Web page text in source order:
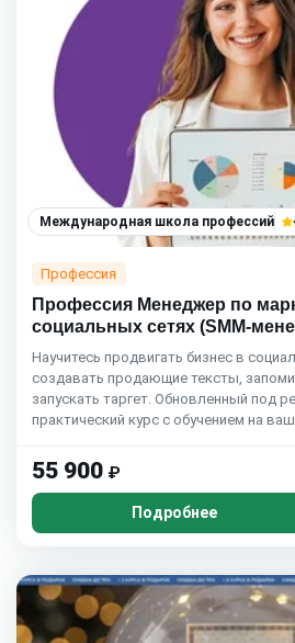
Международная школа профессий
Профессия
Профессия Менеджер по
социальных сетях (SMM-
Научитесь продвигать бизнес в
создавать продающие тексты,
запускать таргет. Обновленный под
практический курс с обучением на
55 900 ₽
Подробнее